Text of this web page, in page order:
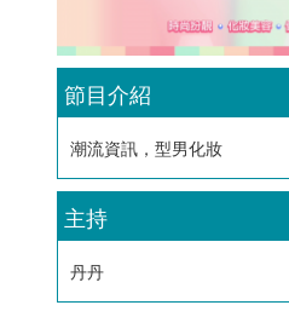
節目介紹
潮流資訊，型男化妝
主持
丹丹